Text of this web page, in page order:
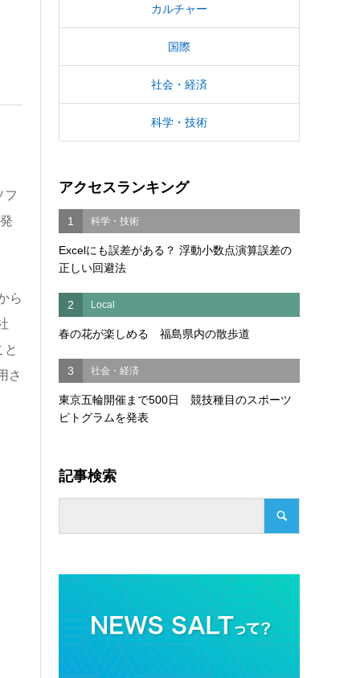
フ
ら
と
さ
カルチャー
国際
社会・経済
科学・技術
アクセスランキング
1 科学・技術
Excelにも誤差がある？ 浮動小数点演算誤差の
正しい回避法
2 Local
春の花が楽しめる 福島県内の散歩道
3 社会・経済
東京五輪開催まで500日 競技種目のスポーツ
ピトグラムを発表
記事検索